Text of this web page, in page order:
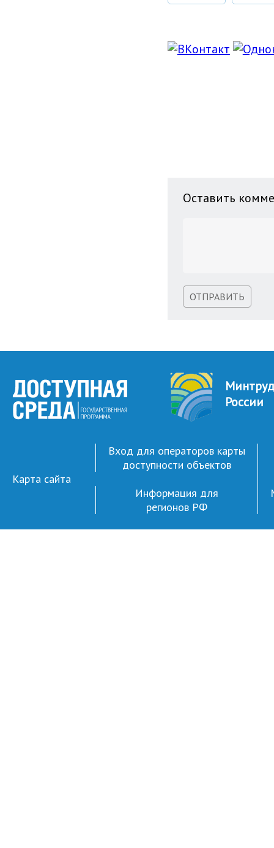
Оставить
ОТПРАВИТЬ
Минтруд
России
Карта сайта
Вход для операторов карты
доступности объектов
Информация для
регионов РФ